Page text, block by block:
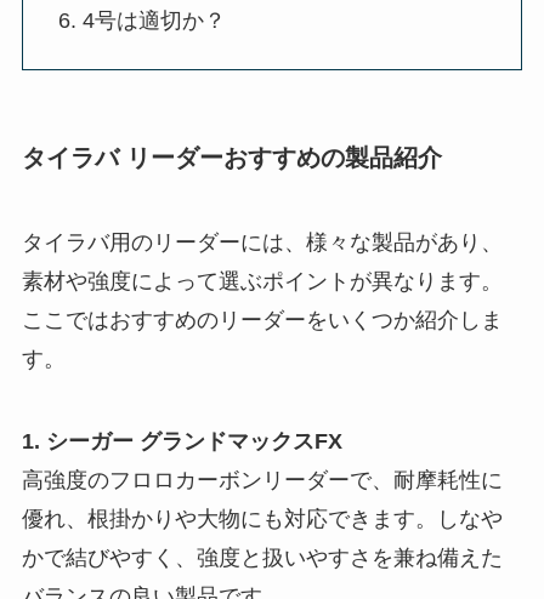
4号は適切か？
タイラバ リーダーおすすめの製品紹介
タイラバ用のリーダーには、様々な製品があり、
素材や強度によって選ぶポイントが異なります。
ここではおすすめのリーダーをいくつか紹介しま
す。
1. シーガー グランドマックスFX
高強度のフロロカーボンリーダーで、耐摩耗性に
優れ、根掛かりや大物にも対応できます。しなや
かで結びやすく、強度と扱いやすさを兼ね備えた